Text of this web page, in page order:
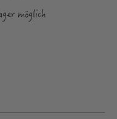
möglich